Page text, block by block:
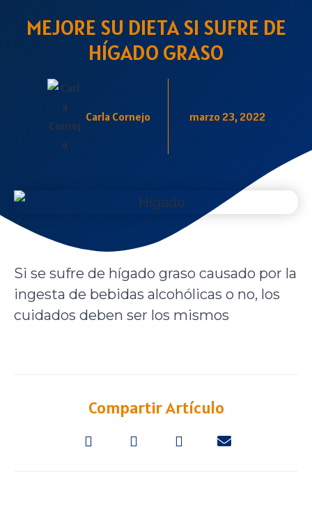
MEJORE SU DIETA SI SUFRE DE
HÍGADO GRASO
Carla Cornejo marzo 23, 2022
Si se sufre de hígado graso causado por la
ingesta de bebidas alcohólicas o no, los
cuidados deben ser los mismos
Compartir Artículo